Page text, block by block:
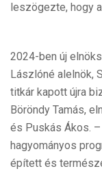
leszögezte, hogy
2024-ben új
Lászlóné alelnök,
titkár kapott újra
Böröndy Tamás,
és Puskás Ákos.
hagyományos
épített és